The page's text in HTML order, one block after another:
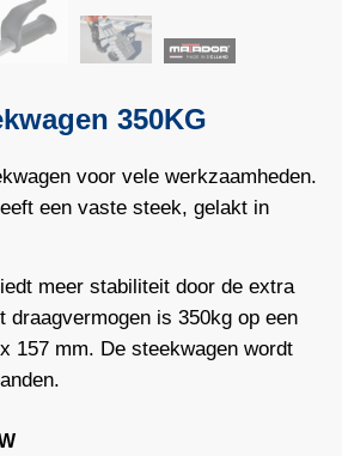
350KG
voor vele werkzaamheden.
een vaste steek, gelakt in
meer stabiliteit door de extra
draagvermogen is 350kg op een
157 mm. De steekwagen wordt